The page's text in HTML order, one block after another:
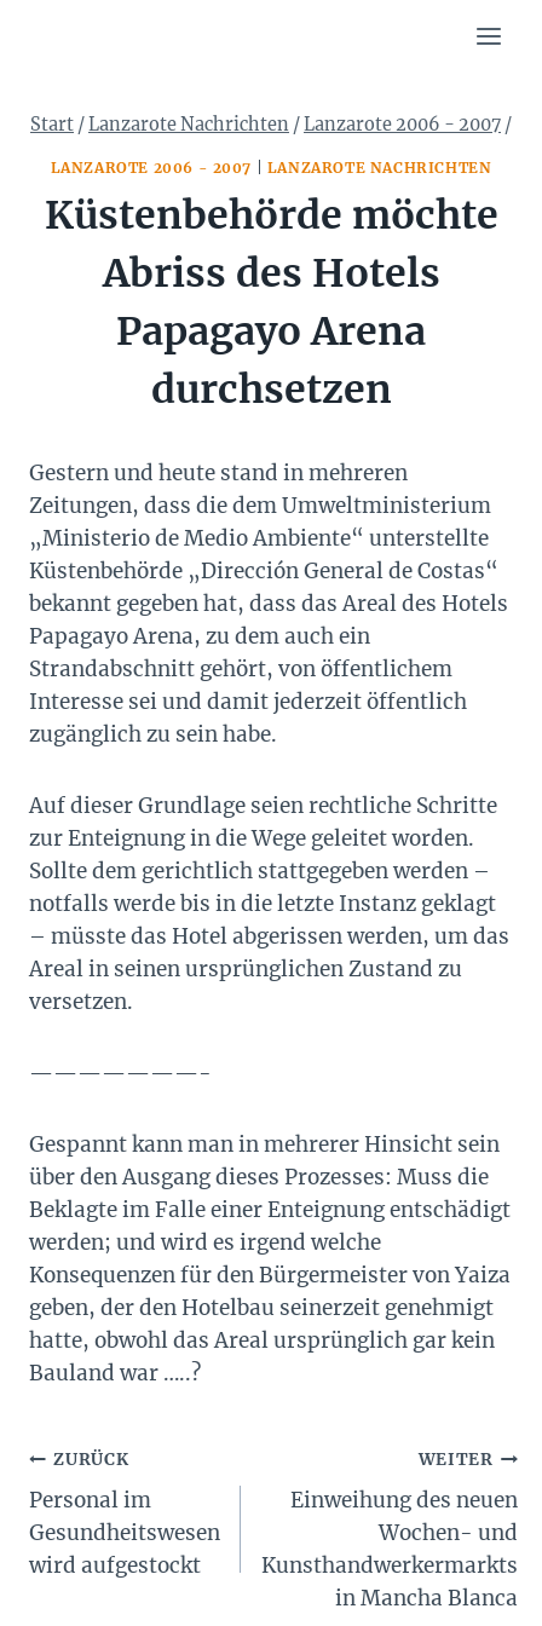
Start /Lanzarote Nachrichten /Lanzarote 2006 - 2007 /
LANZAROTE 2006 - 2007 LANZAROTE NACHRICHTEN
Küstenbehörde möchte
Abriss des Hotels
Papagayo Arena
durchsetzen
Gestern und heute stand in mehreren
Zeitungen, dass die dem Umweltministerium
„Ministerio de Medio Ambiente“ unterstellte
Küstenbehörde „Dirección General de Costas“
bekannt gegeben hat, dass das Areal des Hotels
Papagayo Arena, zu dem auch ein
Strandabschnitt gehört, von öffentlichem
Interesse sei und damit jederzeit öffentlich
zugänglich zu sein habe.
Auf dieser Grundlage seien rechtliche Schritte
zur Enteignung in die Wege geleitet worden.
Sollte dem gerichtlich stattgegeben werden –
notfalls werde bis in die letzte Instanz geklagt
– müsste das Hotel abgerissen werden, um das
Areal in seinen ursprünglichen Zustand zu
versetzen.
———————-
Gespannt kann man in mehrerer Hinsicht sein
über den Ausgang dieses Prozesses: Muss die
Beklagte im Falle einer Enteignung entschädigt
werden; und wird es irgend welche
Konsequenzen für den Bürgermeister von Yaiza
geben, der den Hotelbau seinerzeit genehmigt
hatte, obwohl das Areal ursprünglich gar kein
Bauland war …..?
Beitragsnavigation
ZURÜCK
Personal im
Gesundheitswesen
wird aufgestockt
WEITER
Einweihung des neuen
Wochen- und
Kunsthandwerkermarkts
in Mancha Blanca